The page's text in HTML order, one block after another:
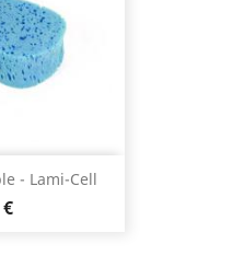
- Lami-Cell